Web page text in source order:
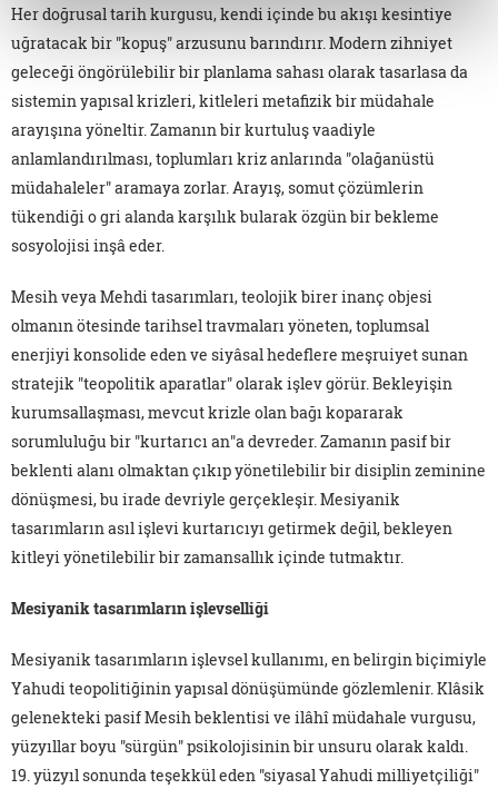
Her doğrusal tarih kurgusu, kendi içinde bu akışı kesintiye
uğratacak bir "kopuş" arzusunu barındırır. Modern zihniyet
geleceği öngörülebilir bir planlama sahası olarak tasarlasa da
sistemin yapısal krizleri, kitleleri metafizik bir müdahale
arayışına yöneltir. Zamanın bir kurtuluş vaadiyle
anlamlandırılması, toplumları kriz anlarında "olağanüstü
müdahaleler" aramaya zorlar. Arayış, somut çözümlerin
tükendiği o gri alanda karşılık bularak özgün bir bekleme
sosyolojisi inşâ eder.
Mesih veya Mehdi tasarımları, teolojik birer inanç objesi
olmanın ötesinde tarihsel travmaları yöneten, toplumsal
enerjiyi konsolide eden ve siyâsal hedeflere meşruiyet sunan
stratejik "teopolitik aparatlar" olarak işlev görür. Bekleyişin
kurumsallaşması, mevcut krizle olan bağı kopararak
sorumluluğu bir "kurtarıcı an"a devreder. Zamanın pasif bir
beklenti alanı olmaktan çıkıp yönetilebilir bir disiplin zeminine
dönüşmesi, bu irade devriyle gerçekleşir. Mesiyanik
tasarımların asıl işlevi kurtarıcıyı getirmek değil, bekleyen
kitleyi yönetilebilir bir zamansallık içinde tutmaktır.
Mesiyanik tasarımların işlevselliği
Mesiyanik tasarımların işlevsel kullanımı, en belirgin biçimiyle
Yahudi teopolitiğinin yapısal dönüşümünde gözlemlenir. Klâsik
gelenekteki pasif Mesih beklentisi ve ilâhî müdahale vurgusu,
yüzyıllar boyu "sürgün" psikolojisinin bir unsuru olarak kaldı.
19. yüzyıl sonunda teşekkül eden "siyasal Yahudi milliyetçiliği"